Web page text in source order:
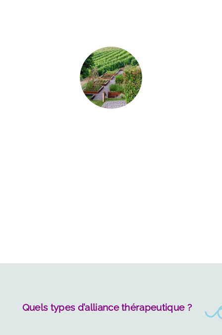
Quels types d’alliance thérapeutique ?